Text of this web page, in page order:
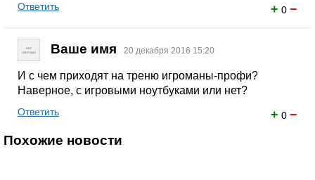
+ 0 −
Ответить
Ваше имя 20 декабря 2016 15:20
И с чем приходят на треню игроманы-профи?
Наверное, с игровыми ноутбуками или нет?
+ 0 −
Ответить
Похожие новости